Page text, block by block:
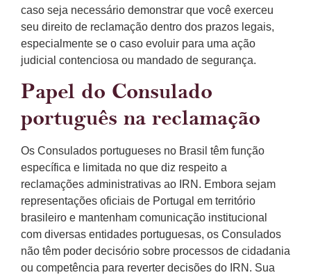
caso seja necessário demonstrar que você exerceu
seu direito de reclamação dentro dos prazos legais,
especialmente se o caso evoluir para uma ação
judicial contenciosa ou mandado de segurança.
Papel do Consulado
português na reclamação
Os Consulados portugueses no Brasil têm função
específica e limitada no que diz respeito a
reclamações administrativas ao IRN. Embora sejam
representações oficiais de Portugal em território
brasileiro e mantenham comunicação institucional
com diversas entidades portuguesas, os Consulados
não têm poder decisório sobre processos de cidadania
ou competência para reverter decisões do IRN. Sua